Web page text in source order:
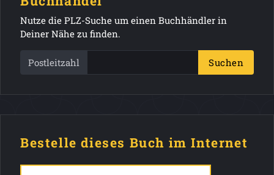
Nutze die PLZ-Suche um einen Buchhändler in
Deiner Nähe zu finden.
Postleitzahl Suchen
Bestelle dieses Buch im Internet